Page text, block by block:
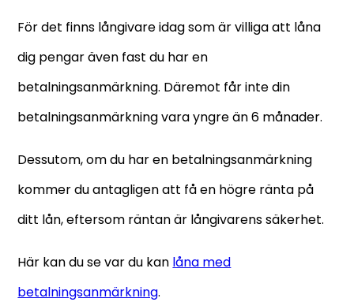
För det finns långivare idag som är villiga att låna
dig pengar även fast du har en
betalningsanmärkning. Däremot får inte din
betalningsanmärkning vara yngre än 6 månader.
Dessutom, om du har en betalningsanmärkning
kommer du antagligen att få en högre ränta på
ditt lån, eftersom räntan är långivarens säkerhet.
Här kan du se var du kan låna med
betalningsanmärkning.